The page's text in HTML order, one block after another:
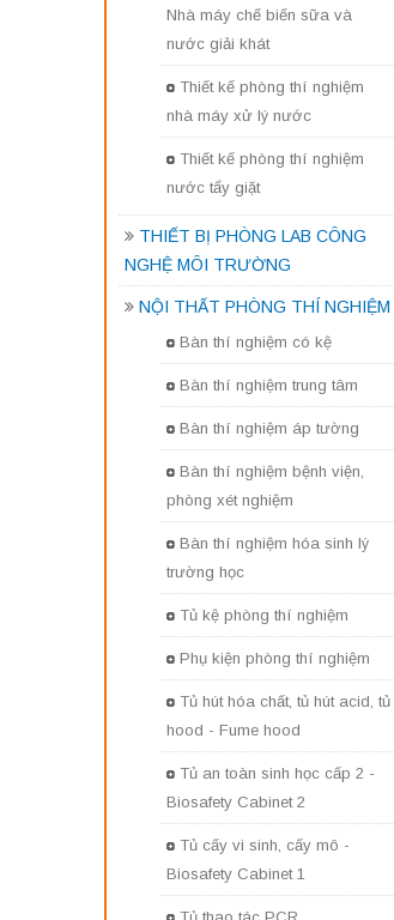
Nhà máy chế biến sữa và
nước giải khát
Thiết kế phòng thí nghiệm
nhà máy xử lý nước
Thiết kế phòng thí nghiệm
nước tẩy giặt
THIẾT BỊ PHÒNG LAB CÔNG
NGHỆ MÔI TRƯỜNG
NỘI THẤT PHÒNG THÍ NGHIỆM
Bàn thí nghiệm có kệ
Bàn thí nghiệm trung tâm
Bàn thí nghiệm áp tường
Bàn thí nghiệm bệnh viện,
phòng xét nghiệm
Bàn thí nghiệm hóa sinh lý
trường học
Tủ kệ phòng thí nghiệm
Phụ kiện phòng thí nghiệm
Tủ hút hóa chất, tủ hút acid, tủ
hood - Fume hood
Tủ an toàn sinh học cấp 2 -
Biosafety Cabinet 2
Tủ cấy vi sinh, cấy mô -
Biosafety Cabinet 1